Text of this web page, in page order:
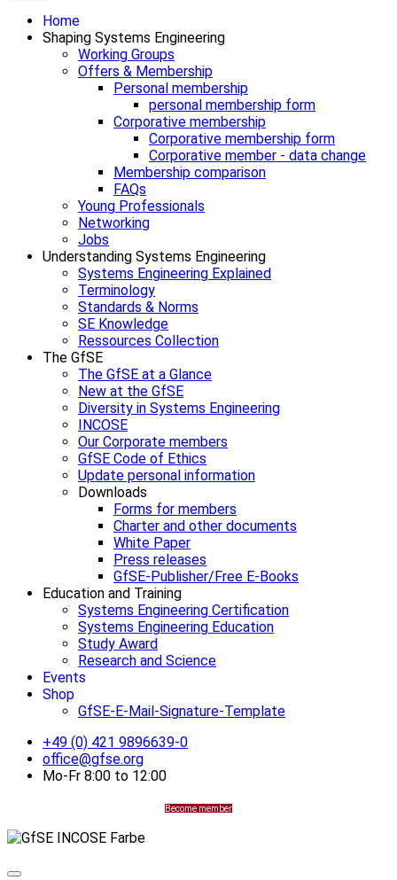
Home
Shaping Systems Engineering
Working Groups
Offers & Membership
Personal membership
personal membership form
Corporative membership
Corporative membership form
Corporative member - data change
Membership comparison
FAQs
Young Professionals
Networking
Jobs
Understanding Systems Engineering
Systems Engineering Explained
Terminology
Standards & Norms
SE Knowledge
Ressources Collection
The GfSE
The GfSE at a Glance
New at the GfSE
Diversity in Systems Engineering
INCOSE
Our Corporate members
GfSE Code of Ethics
Update personal information
Downloads
Forms for members
Charter and other documents
White Paper
Press releases
GfSE-Publisher/Free E-Books
Education and Training
Systems Engineering Certification
Systems Engineering Education
Study Award
Research and Science
Events
Shop
GfSE-E-Mail-Signature-Template
+49 (0) 421 9896639-0
office@gfse.org
Mo-Fr 8:00 to 12:00
Become member